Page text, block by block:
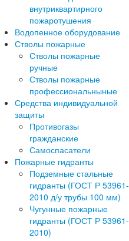
внутриквартирного
пожаротушения
Водопенное оборудование
Стволы пожарные
Стволы пожарные
ручные
Стволы пожарные
профессиональныные
Средства индивидуальной
защиты
Противогазы
гражданские
Самоспасатели
Пожарные гидранты
Подземные стальные
гидранты (ГОСТ Р 53961-
2010 д/у трубы 100 мм)
Чугунные пожарные
гидранты (ГОСТ Р 53961-
2010)